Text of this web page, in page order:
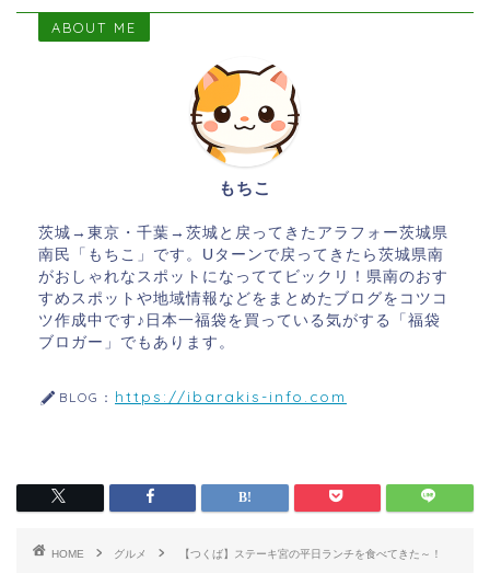
ABOUT ME
もちこ
茨城→東京・千葉→茨城と戻ってきたアラフォー茨城県
南民「もちこ」です。Uターンで戻ってきたら茨城県南
がおしゃれなスポットになっててビックリ！県南のおす
すめスポットや地域情報などをまとめたブログをコツコ
ツ作成中です♪日本一福袋を買っている気がする「福袋
ブロガー」でもあります。
BLOG： https://ibarakis-info.com
HOME グルメ 【つくば】ステーキ宮の平日ランチを食べてきた～！